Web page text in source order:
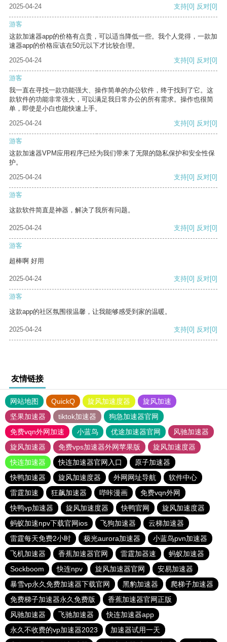
2025-04-24 支持[0] 反对[0]
游客
这款加速器app的价格有点贵，可以适当降低一些。我个人觉得，一款加
速器app的价格应该在50元以下才比较合理。
2025-04-24
支持[0] 反对[0]
游客
我一直在寻找一款功能强大、操作简单的办公软件，终于找到了它。这
款软件的功能非常强大，可以满足我日常办公的所有需求。操作也很简
单，即使是小白也能快速上手。
2025-04-24
支持[0] 反对[0]
游客
这款加速器VPM应用程序已经为我们带来了无限的隐私保护和安全性保
护。
2025-04-24
支持[0] 反对[0]
游客
这款软件简直是神器，解决了我所有问题。
2025-04-24 支持[0] 反对[0]
游客
超棒啊 好用
2025-04-24 支持[0] 反对[0]
游客
这款app的社区氛围很温馨，让我能够感受到家的温暖。
2025-04-24 支持[0] 反对[0]
友情链接
网站地图 QuickQ 旋风加速度器
旋风加速
坚果加速器
tiktok加速器
狗急加速器官网
免费vqn外网加速
小蓝鸟 优途加速器官网
风驰加速器
旋风加速器
免费vps加速器外网苹果版
旋风加速度器
快连加速器
快连加速器官网入口
原子加速器
快鸭加速器
旋风加速度器 外网网址导航
软件中心
雷霆加速
狂飙加速器 哔咔漫画
免费vqn外网
快鸭vp加速器
旋风加速度器 快鸭官网
旋风加速度器
蚂蚁加速npv下载官网ios
飞狗加速器
云梯加速器
雷霆每天免费2小时
极光aurora加速器
小蓝鸟pvn加速器
飞机加速器
香蕉加速器官网 雷霆加器速
蚂蚁加速器
Sockboom
快连npv 旋风加速器官网
安易加速器
暴雪vp永久免费加速器下载官网
黑豹加速器
爬梯子加速器
免费梯子加速器永久免费版
香蕉加速器官网正版
风驰加速器
飞驰加速器
快连加速器app
永久不收费的vp加速器2023
加速器试用一天